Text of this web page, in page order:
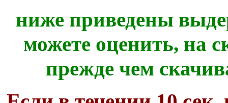
ниже приведены
можете оценить, на
прежде чем